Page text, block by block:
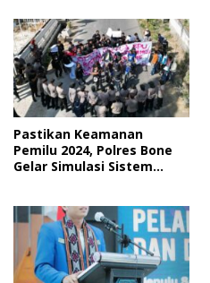
Pastikan Keamanan
Pemilu 2024, Polres Bone
Gelar Simulasi Sistem